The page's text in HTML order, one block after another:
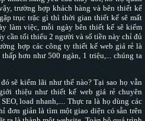
trường hợp khách hàng và bên thiết kế
trục trặc gì thì thời gian thiết kế sẽ mất
làm việc, mỗi ngày bên thiết kế sẽ kiếm
cần tối thiểu 2 người và số tiền này chỉ đủ
hợp các công ty thiết kế web giá rẻ là
hơn như 500 ngàn, 1 triệu,... chúng ta
sẽ kiếm lãi như thế nào? Tại sao họ vẫn
thiệu như thiết kế web giá rẻ chuyên
load nhanh,.... Thực ra là họ dùng các
đơn giản là tìm một giao diện có sẵn trên